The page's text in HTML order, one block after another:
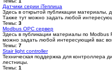
Датчики серии iТеплица
Здесь в открытой публикации материалы,
Также тут можно задать любой
Темы: 3
Modbus OPC сервер
Здесь в публикации материалы по Modbus
можно задать любой интересующий вас
Темы: 7
Stair light controller
Техническая поддержка для контроллера
лестницы.
Темы: 1